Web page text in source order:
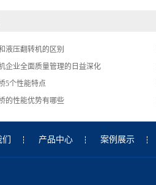
液压翻转机的区别
企业全面质量管理的日益深化
5个性能特点
的性能优势有哪些
产品中心 案例展示